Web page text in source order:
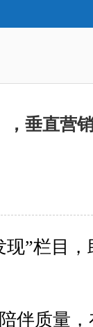
垂直营
”栏目
伴质量